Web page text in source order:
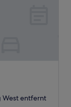
West entfernt